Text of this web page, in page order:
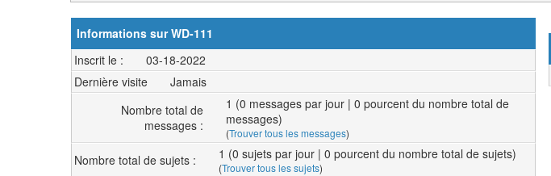
Informations sur WD-111
Inscrit le :
03-18-2022
Dernière visite
Jamais
Nombre total de
messages :
1 (0 messages par jour | 0 pourcent du nombre total de
messages)
(Trouver tous les messages)
Nombre total de sujets : 1 (0 sujets par jour | 0 pourcent du nombre total de sujets)
(Trouver tous les sujets)